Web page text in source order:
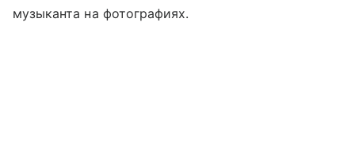
музыканта на фотографиях.